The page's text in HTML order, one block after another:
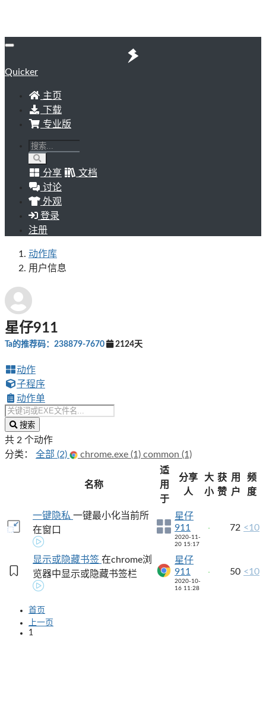
Quicker
主页
下载
专业版
分享
文档
讨论
外观
登录
注册
动作库
用户信息
星仔911
Ta的推荐码：238879-7670 2124天
动作
子程序
动作单
搜索
共 2 个动作
分类：
全部 (2) chrome.exe (1) common (1)
名称
适
用
于
分享
人
大
小
获
赞
用
户
频
度
一键隐私 一键最小化当前所
在窗口
星仔
911
2020-11-
20 15:17
72 <10
显示或隐藏书签 在chrome浏
览器中显示或隐藏书签栏
星仔
911
2020-10-
16 11:28
50 <10
首页
上一页
1